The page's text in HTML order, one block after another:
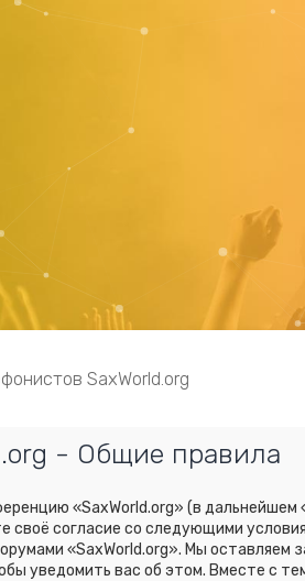
SaxWorld.org
- Общие правила
«SaxWorld.org» (в
своё согласие со следующими
«SaxWorld.org». Мы оставляем
уведомить вас об этом. Вместе с